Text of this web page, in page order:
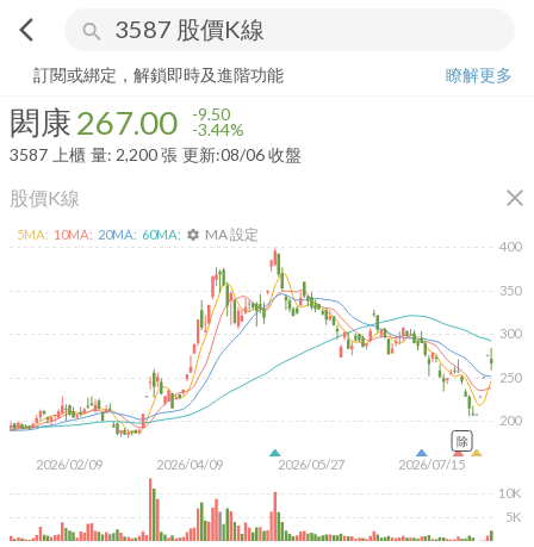
arrow_back_ios search
閎康 267.00 -3.44%
訂閱或綁定，解鎖即時及進階功能
瞭解更多
閎康267.00 -9.50
-3.44%
3587 上櫃 量: 2,200張 更新:08/06 收盤
股價K線 close
2026/02/09 2026/04/09 2026/05/27 2026/07/15
200
250
300
350
400
5K
10K
5MA: 10MA: 20MA: 60MA: settings MA 設定
除